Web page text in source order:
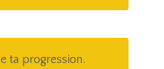
ta progression.